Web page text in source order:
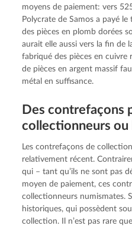
moyens de paiement: vers
Polycrate de Samos a payé
des pièces en plomb dorées
aurait elle aussi vers la fin de
fabriqué des pièces en cuivre
de pièces en argent massif
métal en suffisance.
Des contrefaçons
collectionneurs ou
Les contrefaçons de
relativement récent.
qui – tant qu’ils ne sont pas
moyen de paiement, ces
collectionneurs numismates.
historiques, qui possèdent
collection. Il n’est pas rare